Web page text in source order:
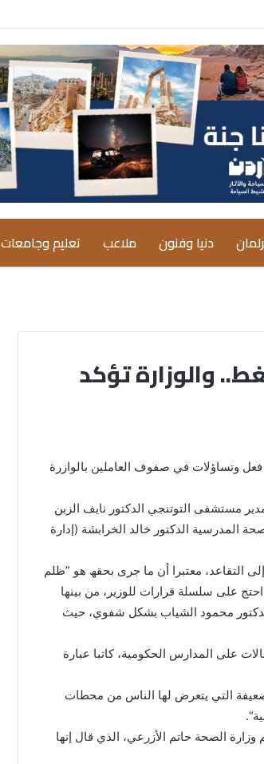
دنيا وفنون ملاعب تعليم وجامعات
والوزارة تؤکد
فعل وتساؤلات في صفوف العاملین بالوازرة
مستشفى التوتنجي الدكتور نایف الزبن
المدرسیة الدكتور خالد الخرابشة (إدارة
التقاعد، معتبرا أن ما جرى بحقھ ھو ”ظلم
على سلسلة قرارات للوزیر، من بینھا
محمود الشیاب بشكل شفوي، حیث
على المدارس الحكومیة، كاتبا عبارة
التي یتعرض لھا الناس من محطات
الصحة حاتم الأزرعي، الذي قال إنھا